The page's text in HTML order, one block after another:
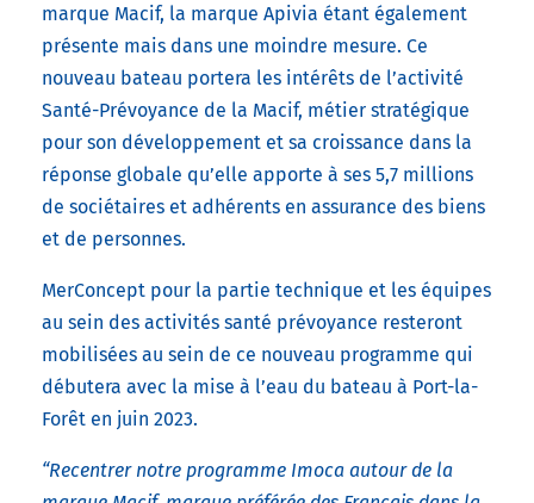
marque Macif, la marque Apivia étant également
présente mais dans une moindre mesure. Ce
nouveau bateau portera les intérêts de l’activité
Santé-Prévoyance de la Macif, métier stratégique
pour son développement et sa croissance dans la
réponse globale qu’elle apporte à ses 5,7 millions
de sociétaires et adhérents en assurance des biens
et de personnes.
MerConcept pour la partie technique et les équipes
au sein des activités santé prévoyance resteront
mobilisées au sein de ce nouveau programme qui
débutera avec la mise à l’eau du bateau à Port-la-
Forêt en juin 2023.
“Recentrer notre programme Imoca autour de la